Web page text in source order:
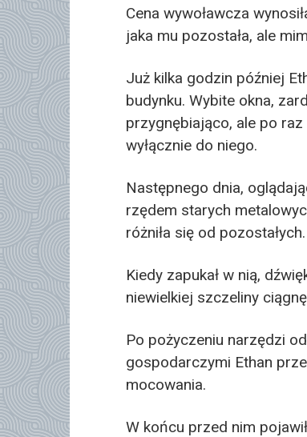
Cena wywoławcza
jaka mu pozostała, ale
Już kilka godzin później
budynku. Wybite okna,
przygnębiająco, ale po raz
wyłącznie do niego.
Następnego dnia,
rzędem starych
różniła się od pozostałych.
Kiedy zapukał w nią,
niewielkiej szczeliny
Po pożyczeniu narzędzi
gospodarczymi Ethan
mocowania.
W końcu przed nim